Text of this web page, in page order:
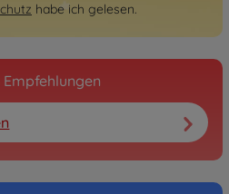
habe ich gelesen.